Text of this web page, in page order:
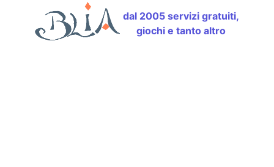
dal 2005 servizi gratuiti,
giochi e tanto altro